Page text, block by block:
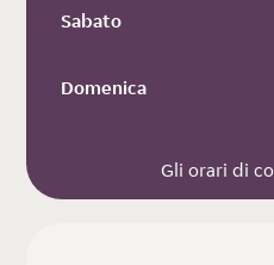
Sabato
Domenica
Gli orari di